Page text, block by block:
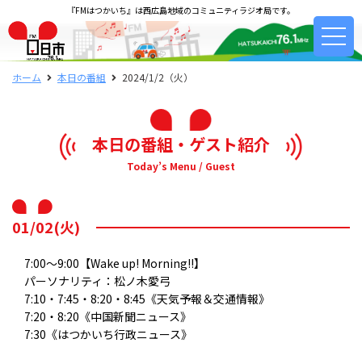
『FMはつかいち』は西広島地域のコミュニティラジオ局です。
ホーム 本日の番組 2024/1/2（火）
本日の番組・ゲスト紹介
Today’s Menu / Guest
01/02(火)
7:00～9:00【Wake up! Morning!!】
パーソナリティ：松ノ木愛弓
7:10・7:45・8:20・8:45《天気予報＆交通情報》
7:20・8:20《中国新聞ニュース》
7:30《はつかいち行政ニュース》